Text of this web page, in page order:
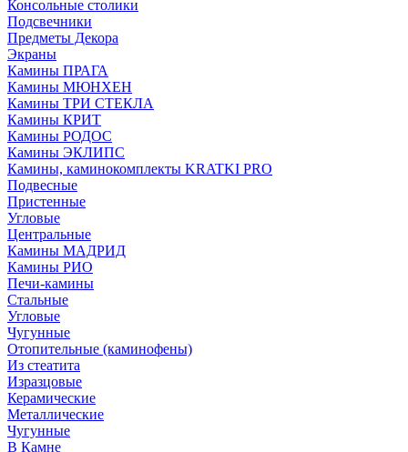
Консольные столики
Подсвечники
Предметы Декора
Экраны
Камины ПРАГА
Камины МЮНХЕН
Камины ТРИ СТЕКЛА
Камины КРИТ
Камины РОДОС
Камины ЭКЛИПС
Камины, каминокомплекты KRATKI PRO
Подвесные
Пристенные
Угловые
Центральные
Камины МАДРИД
Камины РИО
Печи-камины
Стальные
Угловые
Чугунные
Отопительные (каминофены)
Из стеатита
Изразцовые
Керамические
Металлические
Чугунные
В Камне